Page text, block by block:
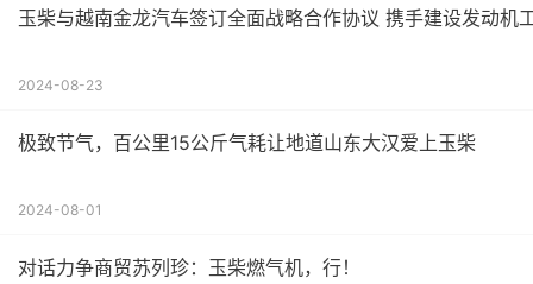
玉柴与越南金龙汽车签订全面战略合作协议 携手建设发动机
2024-08-23
极致节气，百公里15公斤气耗让地道山东大汉爱上玉柴
2024-08-01
对话力争商贸苏列珍：玉柴燃气机，行！